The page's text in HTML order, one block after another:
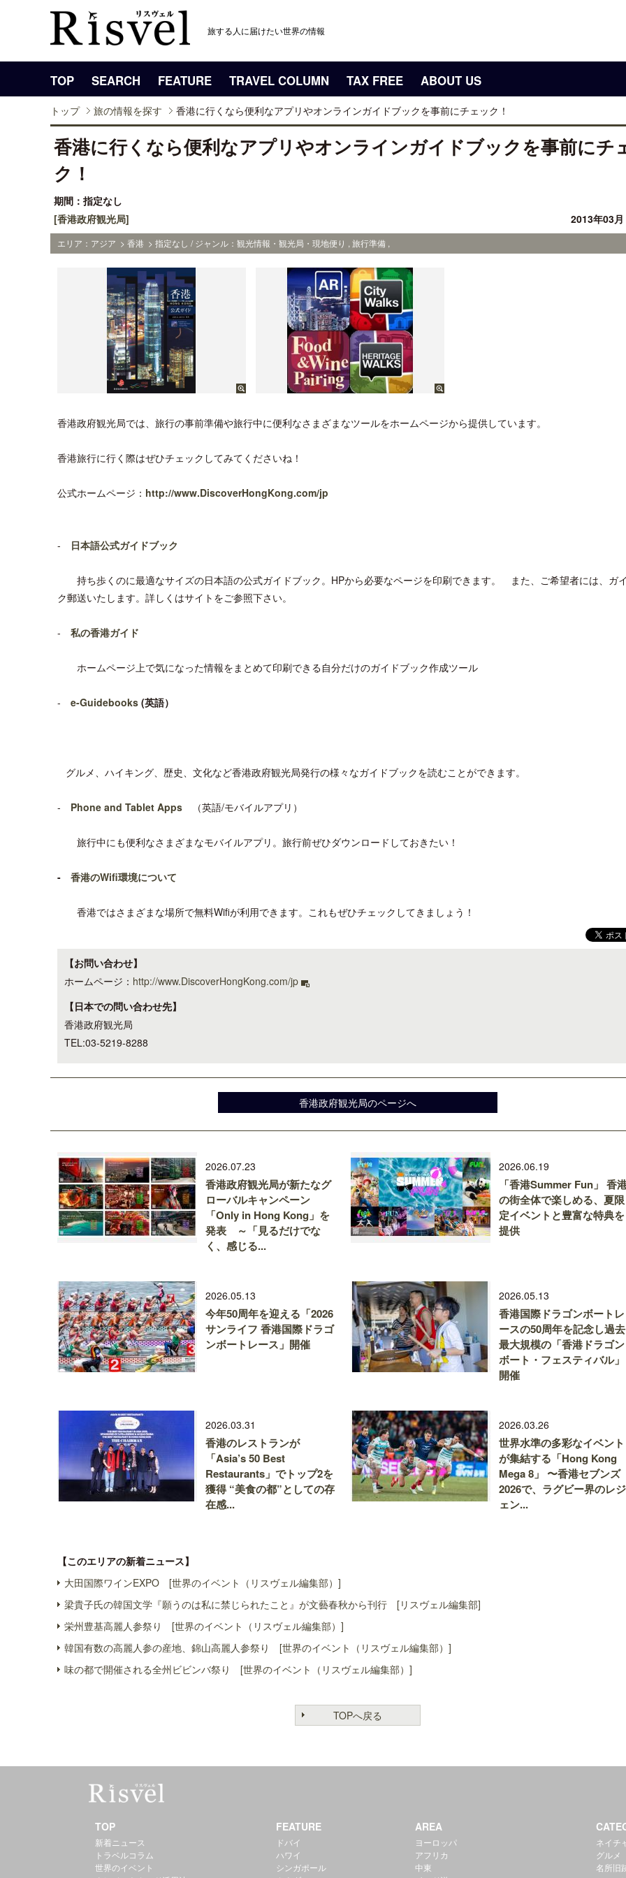
旅する人に届けたい世界の情報
TOP SEARCH FEATURE TRAVEL COLUMN TAX FREE ABOUT US
トップ 旅の情報を探す 香港に行くなら便利なアプリやオンラインガイドブックを事前にチェック！
香港に行くなら便利なアプリやオンラインガイドブックを事前にチ
ク！
期間：指定なし
[香港政府観光局]
2013年03
エリア：アジア > 香港 > 指定なし / ジャンル：観光情報・観光局・現地便り , 旅行準備 ,
香港政府観光局では、旅行の事前準備や旅行中に便利なさまざまなツールをホームページから提供しています。
香港旅行に行く際はぜひチェックしてみてくださいね！
公式ホームページ： http://www.DiscoverHongKong.com/jp
- 日本語公式ガイドブック
持ち歩くのに最適なサイズの日本語の公式ガイドブック。HPから必要なページを印刷できます。 また、ご希望者には、ガ
ク郵送いたします。詳しくはサイトをご参照下さい。
- 私の香港ガイド
ホームページ上で気になった情報をまとめて印刷できる自分だけのガイドブック作成ツール
- e-Guidebooks (英語）
グルメ、ハイキング、歴史、文化など香港政府観光局発行の様々なガイドブックを読むことができます。
- Phone and Tablet Apps （英語/モバイルアプリ）
旅行中にも便利なさまざまなモバイルアプリ。旅行前ぜひダウンロードしておきたい！
- 香港のWifi環境について
香港ではさまざまな場所で無料Wifiが利用できます。これもぜひチェックしてきましょう！
【お問い合わせ】
ホームページ： http://www.DiscoverHongKong.com/jp
【日本での問い合わせ先】
香港政府観光局
TEL:03-5219-8288
香港政府観光局のページへ
2026.07.23
香港政府観光局が新たなグ
ローバルキャンペーン
「Only in Hong Kong」を
発表 ～「見るだけでな
く、感じる...
2026.06.19
「香港Summer Fun」 香
の街全体で楽しめる、夏限
定イベントと豊富な特典を
提供
2026.05.13
今年50周年を迎える「2026
サンライフ 香港国際ドラゴ
ンボートレース」開催
2026.05.13
香港国際ドラゴンボートレ
ースの50周年を記念し過去
最大規模の「香港ドラゴン
ボート・フェスティバル」
開催
2026.03.31
香港のレストランが
「Asia’s 50 Best
Restaurants」でトップ2を
獲得 “美食の都”としての存
在感...
2026.03.26
世界水準の多彩なイベント
が集結する「Hong Kong
Mega 8」 〜香港セブンズ
2026で、ラグビー界のレジ
ェン...
【このエリアの新着ニュース】
大田国際ワインEXPO [世界のイベント（リスヴェル編集部）]
梁貴子氏の韓国文学『願うのは私に禁じられたこと』が文藝春秋から刊行 [リスヴェル編集部]
栄州豊基高麗人参祭り [世界のイベント（リスヴェル編集部）]
韓国有数の高麗人参の産地、錦山高麗人参祭り [世界のイベント（リスヴェル編集部）]
味の都で開催される全州ビビンバ祭り [世界のイベント（リスヴェル編集部）]
TOPへ戻る
TOP
新着ニュース
トラベルコラム
世界のイベント
FEATURE
ドバイ
ハワイ
シンガポール
AREA
ヨーロッパ
アフリカ
中東
ネイチ
グルメ
名所旧